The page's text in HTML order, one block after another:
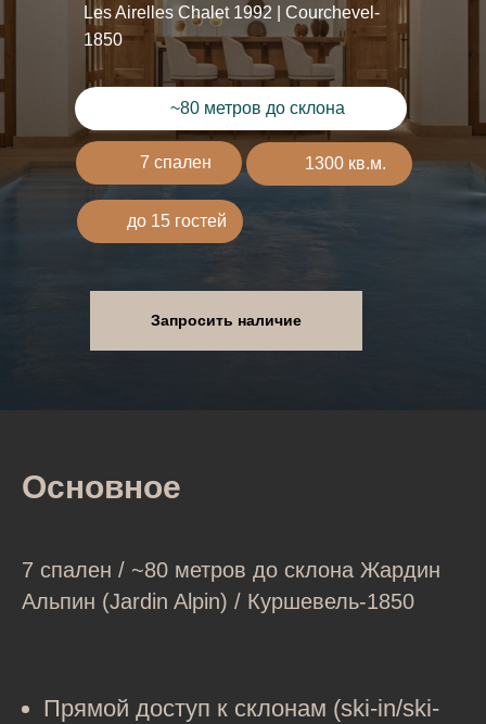
Les Airelles Chalet 1992 | Courchevel-
1850
~80 метров до склона
1300 кв.м.
7 спален
до 15 гостей
Запросить наличие
Основное
7 спален / ~80 метров до склона Жардин
Альпин (Jardin Alpin) / Куршевель-1850
Прямой доступ к склонам (ski-in/ski-